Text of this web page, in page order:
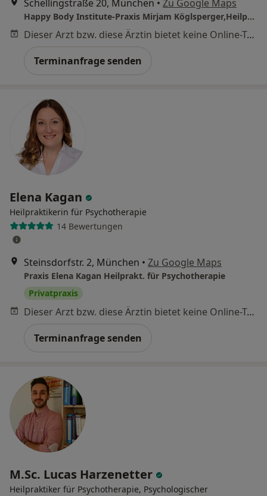
Schellingstraße 20, München • Zu Google Maps
Happy Body Institute-Praxis Mirjam Köglsperger,Heilprakt. f. Psychotherapie
Dieser Arzt bzw. diese Ärztin bietet keine Online-Terminbuchung an diesem Standort an.
Terminanfrage senden
Elena Kagan
Heilpraktikerin für Psychotherapie
14 Bewertungen
Steinsdorfstr. 2, München • Zu Google Maps
Praxis Elena Kagan Heilprakt. für Psychotherapie
Privatpraxis
Dieser Arzt bzw. diese Ärztin bietet keine Online-Terminbuchung an diesem Standort an.
Terminanfrage senden
M.Sc. Lucas Harzenetter
Heilpraktiker für Psychotherapie, Psychologischer